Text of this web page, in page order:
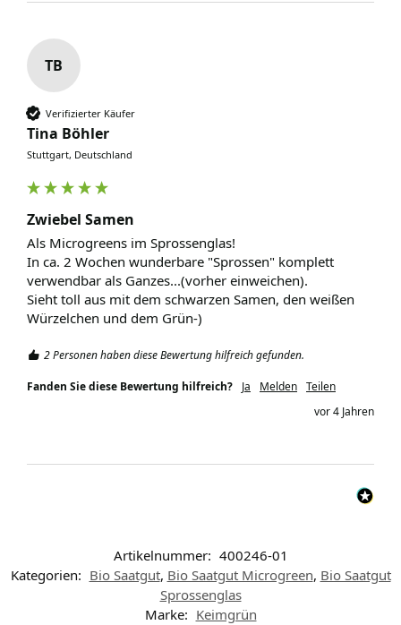
TB
Verifizierter Käufer
Tina Böhler
Stuttgart, Deutschland
Zwiebel Samen
Als Microgreens im Sprossenglas!
In ca. 2 Wochen wunderbare "Sprossen" komplett
verwendbar als Ganzes...(vorher einweichen).
Sieht toll aus mit dem schwarzen Samen, den weißen
Würzelchen und dem Grün-)
2 Personen haben diese Bewertung hilfreich gefunden.
Fanden Sie diese Bewertung hilfreich? Ja Melden Teilen
vor 4 Jahren
Artikelnummer: 400246-01
Kategorien: Bio Saatgut, Bio Saatgut Microgreen, Bio Saatgut
Sprossenglas
Marke: Keimgrün